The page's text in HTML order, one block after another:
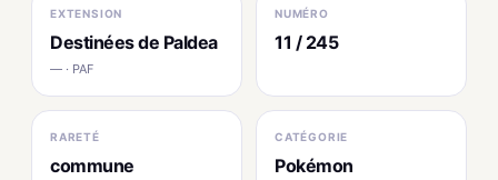
EXTENSION
Destinées de Paldea
— · PAF
NUMÉRO
11 / 245
RARETÉ
commune
CATÉGORIE
Pokémon